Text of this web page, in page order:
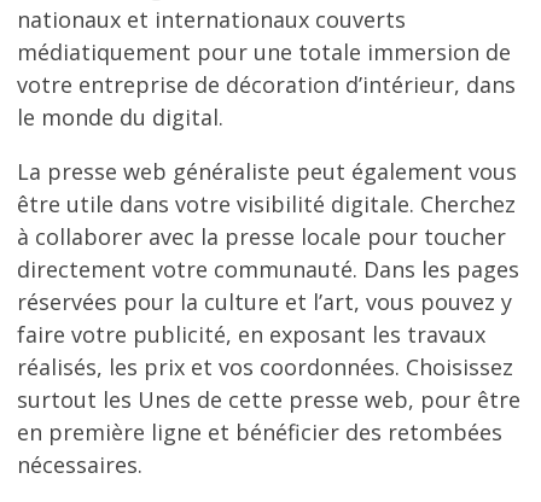
nationaux et internationaux couverts
médiatiquement pour une totale immersion de
votre entreprise de décoration d’intérieur, dans
le monde du digital.
La presse web généraliste peut également vous
être utile dans votre visibilité digitale. Cherchez
à collaborer avec la presse locale pour toucher
directement votre communauté. Dans les pages
réservées pour la culture et l’art, vous pouvez y
faire votre publicité, en exposant les travaux
réalisés, les prix et vos coordonnées. Choisissez
surtout les Unes de cette presse web, pour être
en première ligne et bénéficier des retombées
nécessaires.